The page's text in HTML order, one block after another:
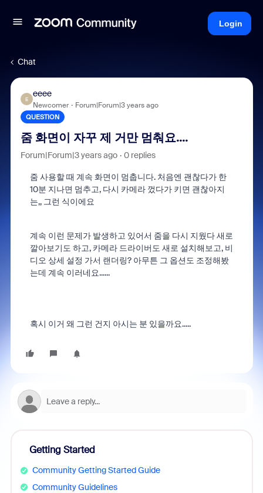
Login
Chat
E
eeee
Newcomer Forum|Forum|3 years ago
QUESTION
줌 화면이 자꾸 제 거만 멈춰요....
Forum|Forum|3 years ago 0 replies
줌 사용할 때 계속 화면이 멈춥니다. 처음엔 괜찮다가 한
10분 지나면 멈추고, 다시 카메라 껐다가 키면 괜찮아지
는,, 그런 식이에요
계속 이런 문제가 발생하고 있어서 줌을 다시 지웠다 새로
깔아보기도 하고, 카메라 드라이버도 새로 설치해보고, 비
디오 상세 설정 가서 랜더링? 아무튼 그 옵션도 조정해봤
는데 계속 이러네요......
혹시 이거 왜 그런 건지 아시는 분 있을까요.....
Getting Started
Community Getting Started Guide
Community Guidelines